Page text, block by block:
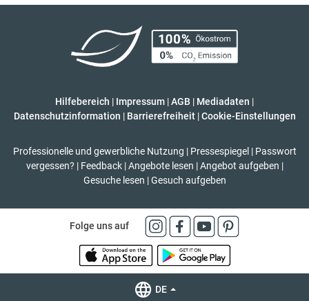
Hilfebereich | Impressum |AGB | Mediadaten |
Datenschutzinformation | Barrierefreiheit | Cookie-Einstellungen
Professionelle und gewerbliche Nutzung | Pressespiegel | Passwort
vergessen? | Feedback | Angebote lesen | Angebot aufgeben |
Gesuche lesen | Gesuch aufgeben
Folge uns auf
DE